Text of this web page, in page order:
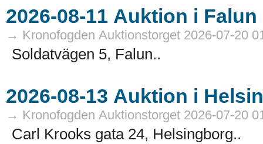
→ Kronofogden Auktionstorget 2026-07-20
Soldatvägen 5, Falun..
→ Kronofogden Auktionstorget 2026-07-20
Carl Krooks gata 24, Helsingborg..